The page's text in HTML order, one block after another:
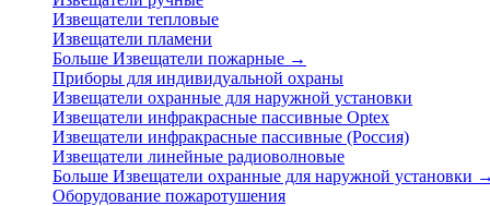
Извещатели тепловые
Извещатели пламени
Больше Извещатели пожарные →
Приборы для индивидуальной охраны
Извещатели охранные для наружной установки
Извещатели инфракрасные пассивные Optex
Извещатели инфракрасные пассивные (Россия)
Извещатели линейные радиоволновые
Больше Извещатели охранные для наружной установки →
Оборудование пожаротушения